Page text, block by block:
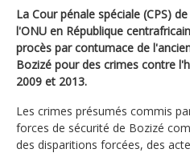
La Cour pénale spéciale (CPS)
l'ONU en République
procès par contumace de
Bozizé pour des crimes contre
2009 et 2013.
Les crimes présumés commis
forces de sécurité de Bozizé
des disparitions forcées, des